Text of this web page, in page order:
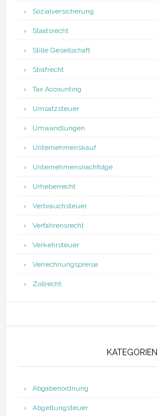
Sozialversicherung
Staatsrecht
Stille Gesellschaft
Strafrecht
Tax Accounting
Umsatzsteuer
Umwandlungen
Unternehmenskauf
Unternehmensnachfolge
Urheberrecht
Verbrauchsteuer
Verfahrensrecht
Verkehrsteuer
Verrechnungspreise
Zollrecht
KATEGORIEN
Abgabenordnung
Abgeltungsteuer